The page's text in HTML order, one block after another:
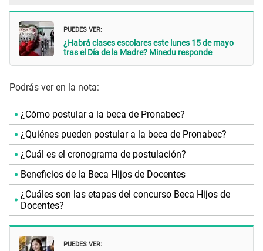
PUEDES VER:
¿Habrá clases escolares este lunes 15 de mayo
tras el Día de la Madre? Minedu responde
Podrás ver en la nota:
¿Cómo postular a la beca de Pronabec?
¿Quiénes pueden postular a la beca de Pronabec?
¿Cuál es el cronograma de postulación?
Beneficios de la Beca Hijos de Docentes
¿Cuáles son las etapas del concurso Beca Hijos de
Docentes?
PUEDES VER: